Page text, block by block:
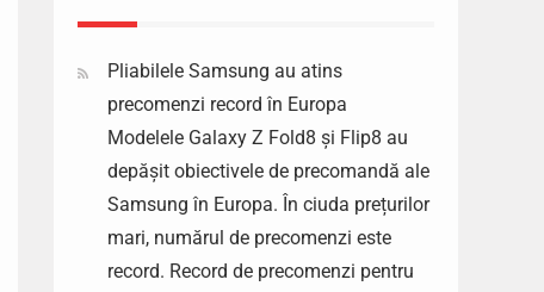
Pliabilele Samsung au atins
precomenzi record în Europa
Modelele Galaxy Z Fold8 și Flip8 au
depășit obiectivele de precomandă ale
Samsung în Europa. În ciuda prețurilor
mari, numărul de precomenzi este
record. Record de precomenzi pentru